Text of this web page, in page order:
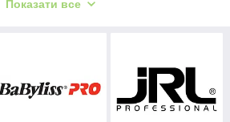
у спеціалізованому
Показати все